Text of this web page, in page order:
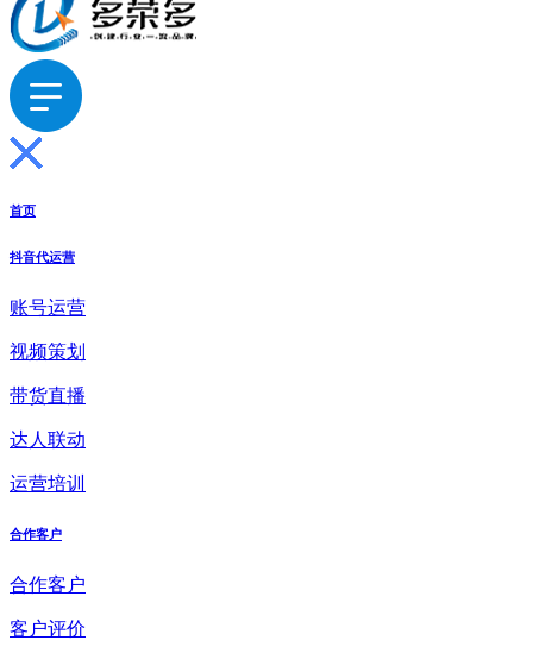
首页
抖音代运营
账号运营
视频策划
带货直播
达人联动
运营培训
合作客户
合作客户
客户评价